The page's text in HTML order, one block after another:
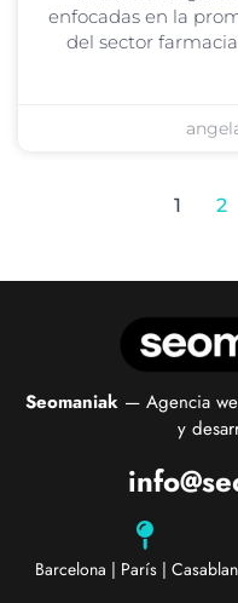
enfocadas en la
del sector
1 2
Seomaniak— Agencia
y
Barcelona | París |